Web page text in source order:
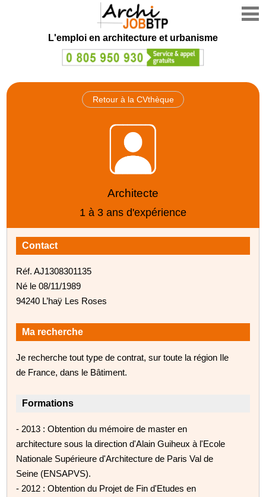
L'emploi en architecture et urbanisme
Retour à la CVthèque
Architecte
1 à 3 ans d'expérience
Contact
Réf. AJ1308301135
Né le 08/11/1989
94240 L’haÿ Les Roses
Ma recherche
Je recherche tout type de contrat, sur toute la région Ile
de France, dans le Bâtiment.
Formations
- 2013 : Obtention du mémoire de master en
architecture sous la direction d'Alain Guiheux à l'Ecole
Nationale Supérieure d'Architecture de Paris Val de
Seine (ENSAPVS).
- 2012 : Obtention du Projet de Fin d'Etudes en